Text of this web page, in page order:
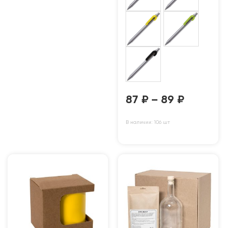
87 ₽ – 89 ₽
В наличии: 106 шт